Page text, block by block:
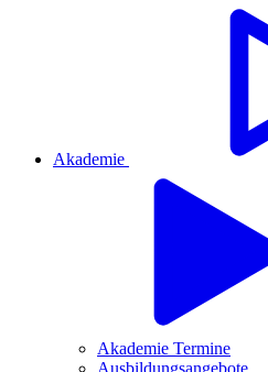
Akademie
Akademie Termine
Ausbildungsangebote